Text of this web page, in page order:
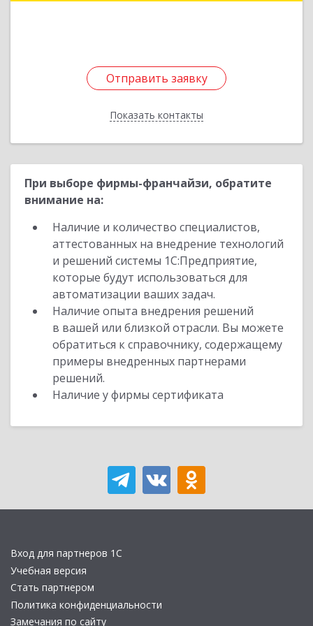
Отправить заявку
Показать контакты
Отправить заявку
Назад
При выборе фирмы-франчайзи, обратите
внимание на:
Наличие и количество специалистов,
аттестованных на внедрение технологий
и решений системы 1С:Предприятие,
которые будут использоваться для
автоматизации ваших задач.
Наличие опыта внедрения решений
в вашей или близкой отрасли. Вы можете
обратиться к справочнику, содержащему
примеры внедренных партнерами
решений.
Наличие у фирмы сертификата
Вход для партнеров 1С
Учебная версия
Стать партнером
Политика конфиденциальности
Замечания по сайту